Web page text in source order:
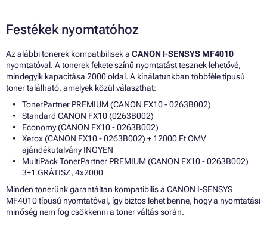
Festékek nyomtatóhoz
Az alábbi tonerek kompatibilisek a CANON I-SENSYS MF4010
nyomtatóval. A tonerek fekete színű nyomtatást tesznek lehetővé,
mindegyik kapacitása 2000 oldal. A kínálatunkban többféle típusú
toner található, amelyek közül választhat:
TonerPartner PREMIUM (CANON FX10 - 0263B002)
Standard CANON FX10 (0263B002)
Economy (CANON FX10 - 0263B002)
Xerox (CANON FX10 - 0263B002) + 12000 Ft OMV
ajándékutalvány INGYEN
MultiPack TonerPartner PREMIUM (CANON FX10 - 0263B002)
3+1 GRÁTISZ, 4x2000
Minden tonerünk garantáltan kompatibilis a CANON I-SENSYS
MF4010 típusú nyomtatóval, így biztos lehet benne, hogy a nyomtatási
minőség nem fog csökkenni a toner váltás során.